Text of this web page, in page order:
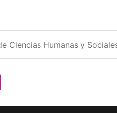
Ciencias Humanas y